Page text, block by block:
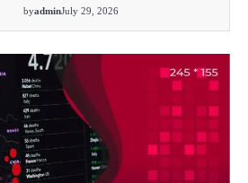
byadminJuly 29, 2026